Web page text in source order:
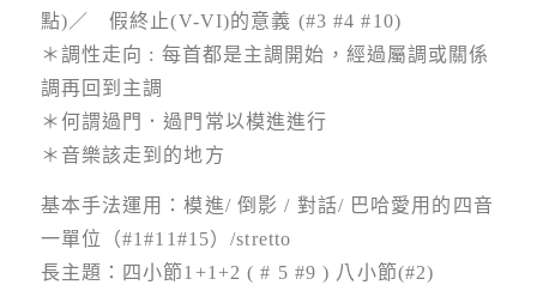
點)／ 假終止(V-VI)的意義 (#3 #4 #10)
＊調性走向 : 每首都是主調開始，經過屬調或關係
調再回到主調
＊何謂過門．過門常以模進進行
＊音樂該走到的地方
基本手法運用：模進/ 倒影 / 對話/ 巴哈愛用的四音
一單位（#1#11#15）/stretto
長主題：四小節1+1+2 ( # 5 #9 ) 八小節(#2)